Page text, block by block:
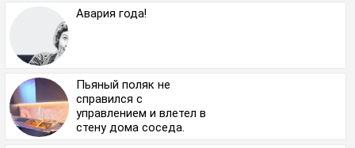
Авария года!
Пьяный поляк не
справился с
управлением и влетел в
стену дома соседа.